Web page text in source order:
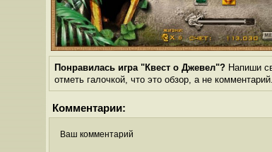
Понравилась игра "Квест о Джевел"? Напиши
отметь галочкой, что это обзор, а не
Комментарии:
Ваш комментарий